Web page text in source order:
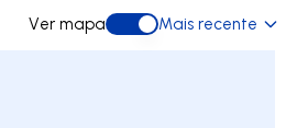
Ver mapa
Ver mapa
Mais recente